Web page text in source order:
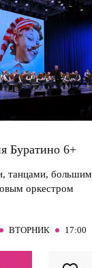
Буратино 6+
танцами, большим
оркестром
ВТОРНИК 17:00